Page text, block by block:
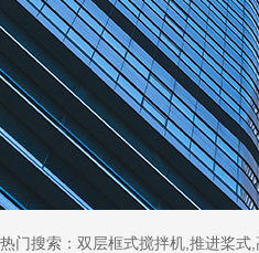
热门搜索：双层框式搅拌机,推进桨式